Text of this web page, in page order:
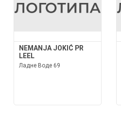
NEMANJA JOKIĆ PR
LEEL
Ладне Воде 69